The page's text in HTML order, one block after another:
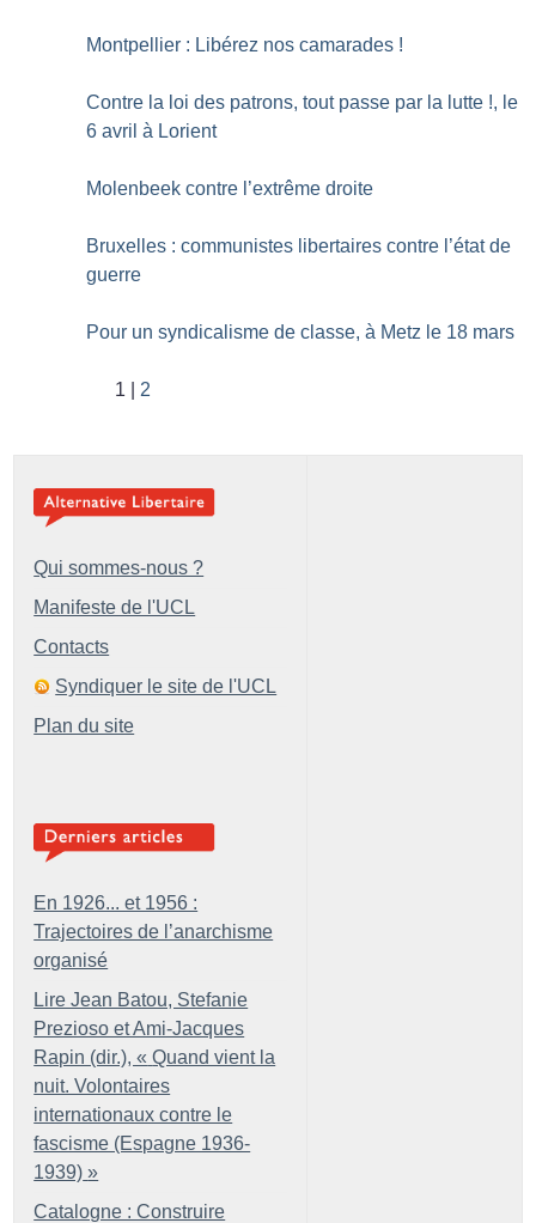
Montpellier : Libérez nos camarades !
Contre la loi des patrons, tout passe par la lutte !, le
6 avril à Lorient
Molenbeek contre l’extrême droite
Bruxelles : communistes libertaires contre l’état de
guerre
Pour un syndicalisme de classe, à Metz le 18 mars
1 2
Qui sommes-nous ?
Manifeste de l'UCL
Contacts
Syndiquer le site de l'UCL
Plan du site
En 1926... et 1956 :
Trajectoires de l’anarchisme
organisé
Lire Jean Batou, Stefanie
Prezioso et Ami-Jacques
Rapin (dir.), « Quand vient la
nuit. Volontaires
internationaux contre le
fascisme (Espagne 1936-
1939) »
Catalogne : Construire